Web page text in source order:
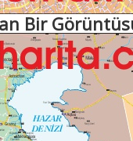
Bir